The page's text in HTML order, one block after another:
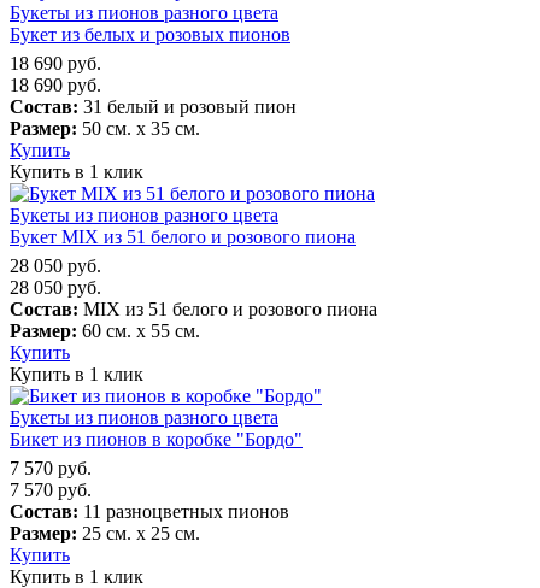
Букеты из пионов разного цвета
Букет из белых и розовых пионов
18 690 руб.
18 690 руб.
Состав: 31 белый и розовый пион
Размер: 50 см. х 35 см.
Купить
Купить в 1 клик
Букеты из пионов разного цвета
Букет MIX из 51 белого и розового пиона
28 050 руб.
28 050 руб.
Состав: MIX из 51 белого и розового пиона
Размер: 60 см. х 55 см.
Купить
Купить в 1 клик
Букеты из пионов разного цвета
Бикет из пионов в коробке "Бордо"
7 570 руб.
7 570 руб.
Состав: 11 разноцветных пионов
Размер: 25 см. х 25 см.
Купить
Купить в 1 клик